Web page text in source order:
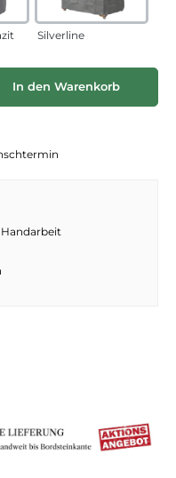
Silverline
ein oder benutze die
In den Warenkorb